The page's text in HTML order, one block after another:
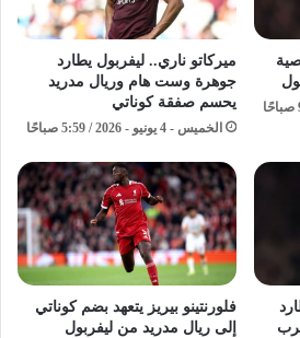
ميركاتو ناري.. ليفربول يطارد
جوهرة وست هام وريال مدريد
يحسم صفقة كوناتي
الخميس - 4 يونيو - 2026 / 5:59 صباحًا
فلورنتينو بيريز يتعهد بضم كوناتي
إلى ريال مدريد من ليفربول